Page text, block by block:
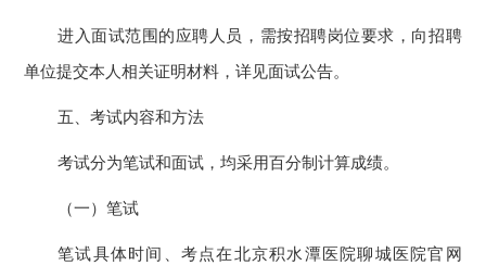
进入面试范围的应聘人员，需按招聘岗位要求，向招聘
单位提交本人相关证明材料，详见面试公告。
五、考试内容和方法
考试分为笔试和面试，均采用百分制计算成绩。
（一）笔试
笔试具体时间、考点在北京积水潭医院聊城医院官网